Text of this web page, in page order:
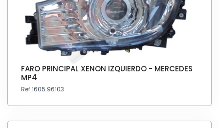
FARO PRINCIPAL XENON IZQUIERDO - MERCEDES
MP4
Ref 1605.96103